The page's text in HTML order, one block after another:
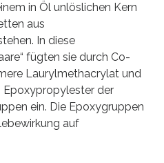
in Öl unlöslichen Kern
aus
In diese
fügten sie durch Co-
Laurylmethacrylat und
der
ein. Die Epoxygruppen
auf